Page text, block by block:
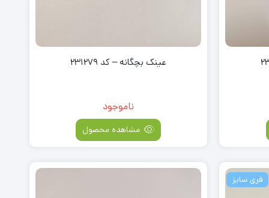
عینک بچگانه – کد 231279
ناموجود
مشاهده محصول
فری سایز